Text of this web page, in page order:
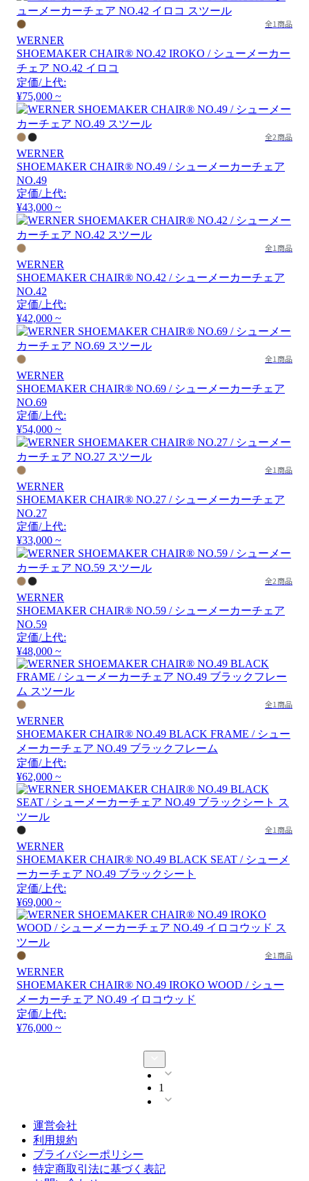
全1商品
WERNER
SHOEMAKER CHAIR® NO.42 IROKO / シューメーカー
チェア NO.42 イロコ
定価/上代:
¥75,000 ~
全2商品
WERNER
SHOEMAKER CHAIR® NO.49 / シューメーカーチェア
NO.49
定価/上代:
¥43,000 ~
全1商品
WERNER
SHOEMAKER CHAIR® NO.42 / シューメーカーチェア
NO.42
定価/上代:
¥42,000 ~
全1商品
WERNER
SHOEMAKER CHAIR® NO.69 / シューメーカーチェア
NO.69
定価/上代:
¥54,000 ~
全1商品
WERNER
SHOEMAKER CHAIR® NO.27 / シューメーカーチェア
NO.27
定価/上代:
¥33,000 ~
全2商品
WERNER
SHOEMAKER CHAIR® NO.59 / シューメーカーチェア
NO.59
定価/上代:
¥48,000 ~
全1商品
WERNER
SHOEMAKER CHAIR® NO.49 BLACK FRAME / シュー
メーカーチェア NO.49 ブラックフレーム
定価/上代:
¥62,000 ~
全1商品
WERNER
SHOEMAKER CHAIR® NO.49 BLACK SEAT / シューメ
ーカーチェア NO.49 ブラックシート
定価/上代:
¥69,000 ~
全1商品
WERNER
SHOEMAKER CHAIR® NO.49 IROKO WOOD / シュー
メーカーチェア NO.49 イロコウッド
定価/上代:
¥76,000 ~
1
運営会社
利用規約
プライバシーポリシー
特定商取引法に基づく表記